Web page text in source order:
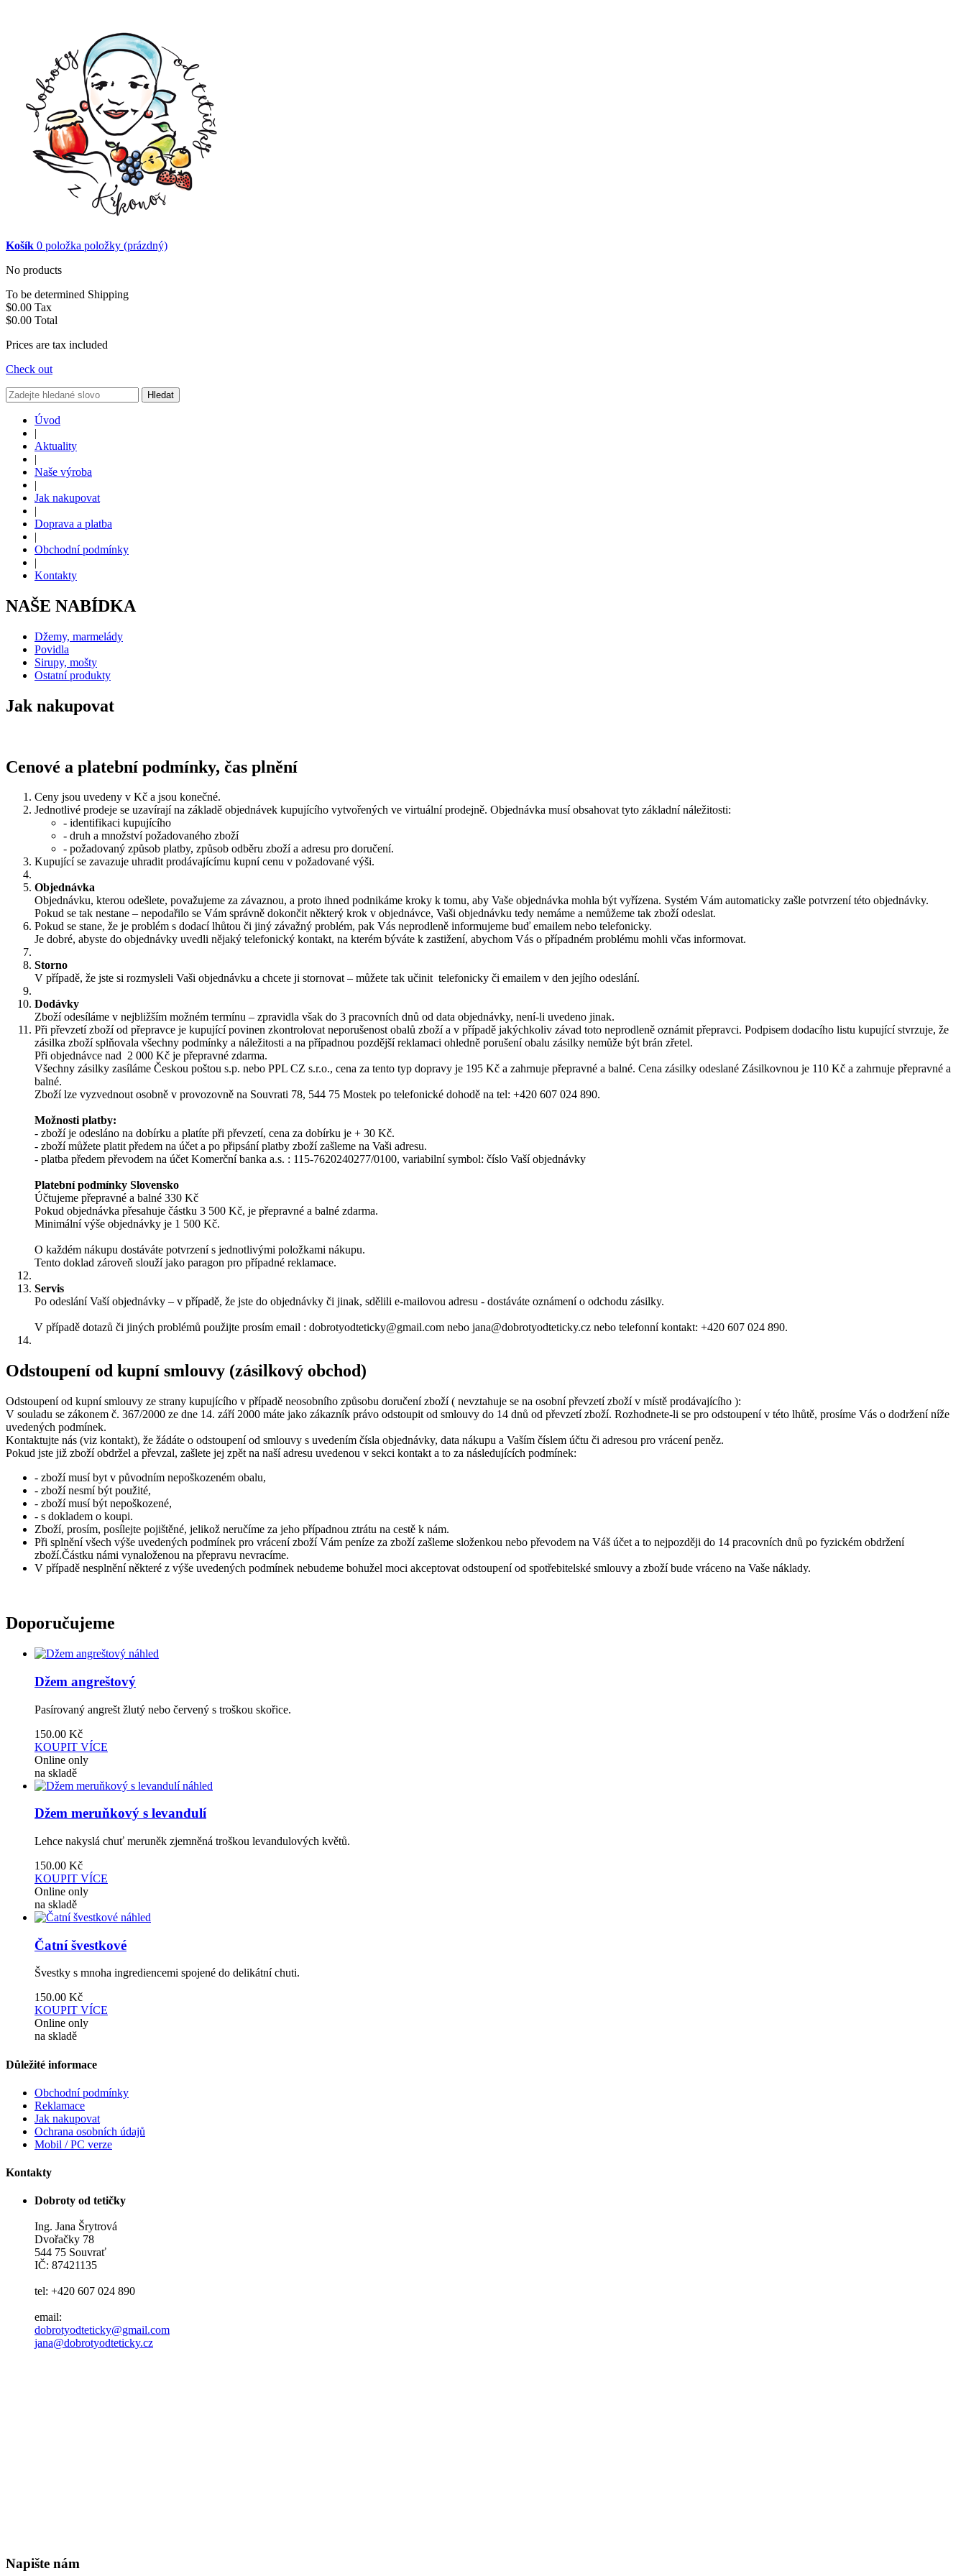
Košík 0 položka položky (prázdný)
No products
To be determined Shipping
$0.00 Tax
$0.00 Total
Prices are tax included
Check out
Hledat
Úvod
|
Aktuality
|
Naše výroba
|
Jak nakupovat
|
Doprava a platba
|
Obchodní podmínky
|
Kontakty
NAŠE NABÍDKA
Džemy, marmelády
Povidla
Sirupy, mošty
Ostatní produkty
Jak nakupovat
Cenové a platební podmínky, čas plnění
Ceny jsou uvedeny v Kč a jsou konečné.
Jednotlivé prodeje se uzavírají na základě objednávek kupujícího vytvořených ve virtuální prodejně. Objednávka musí obsahovat tyto základní náležitosti:
- identifikaci kupujícího
- druh a množství požadovaného zboží
- požadovaný způsob platby, způsob odběru zboží a adresu pro doručení.
Kupující se zavazuje uhradit prodávajícímu kupní cenu v požadované výši.
Objednávka
Objednávku, kterou odešlete, považujeme za závaznou, a proto ihned podnikáme kroky k tomu, aby Vaše objednávka mohla být vyřízena. Systém Vám automaticky zašle potvrzení této objednávky.
Pokud se tak nestane – nepodařilo se Vám správně dokončit některý krok v objednávce, Vaši objednávku tedy nemáme a nemůžeme tak zboží odeslat.
Pokud se stane, že je problém s dodací lhůtou či jiný závažný problém, pak Vás neprodleně informujeme buď emailem nebo telefonicky.
Je dobré, abyste do objednávky uvedli nějaký telefonický kontakt, na kterém býváte k zastižení, abychom Vás o případném problému mohli včas informovat.
Storno
V případě, že jste si rozmysleli Vaši objednávku a chcete ji stornovat – můžete tak učinit telefonicky či emailem v den jejího odeslání.
Dodávky
Zboží odesíláme v nejbližším možném termínu – zpravidla však do 3 pracovních dnů od data objednávky, není-li uvedeno jinak.
Při převzetí zboží od přepravce je kupující povinen zkontrolovat neporušenost obalů zboží a v případě jakýchkoliv závad toto neprodleně oznámit přepravci. Podpisem dodacího listu kupující stvrzuje, že
zásilka zboží splňovala všechny podmínky a náležitosti a na případnou pozdější reklamaci ohledně porušení obalu zásilky nemůže být brán zřetel.
Při objednávce nad 2 000 Kč je přepravné zdarma.
Všechny zásilky zasíláme Českou poštou s.p. nebo PPL CZ s.r.o., cena za tento typ dopravy je 195 Kč a zahrnuje přepravné a balné. Cena zásilky odeslané Zásilkovnou je 110 Kč a zahrnuje přepravné a
balné.
Zboží lze vyzvednout osobně v provozovně na Souvrati 78, 544 75 Mostek po telefonické dohodě na tel: +420 607 024 890.
Možnosti platby:
- zboží je odesláno na dobírku a platíte při převzetí, cena za dobírku je + 30 Kč.
- zboží můžete platit předem na účet a po připsání platby zboží zašleme na Vaši adresu.
- platba předem převodem na účet Komerční banka a.s. : 115-7620240277/0100, variabilní symbol: číslo Vaší objednávky
Platební podmínky Slovensko
Účtujeme přepravné a balné 330 Kč
Pokud objednávka přesahuje částku 3 500 Kč, je přepravné a balné zdarma.
Minimální výše objednávky je 1 500 Kč.
O každém nákupu dostáváte potvrzení s jednotlivými položkami nákupu.
Tento doklad zároveň slouží jako paragon pro případné reklamace.
Servis
Po odeslání Vaší objednávky – v případě, že jste do objednávky či jinak, sdělili e-mailovou adresu - dostáváte oznámení o odchodu zásilky.
V případě dotazů či jiných problémů použijte prosím email : dobrotyodteticky@gmail.com nebo jana@dobrotyodteticky.cz nebo telefonní kontakt: +420 607 024 890.
Odstoupení od kupní smlouvy (zásilkový obchod)
Odstoupení od kupní smlouvy ze strany kupujícího v případě neosobního způsobu doručení zboží ( nevztahuje se na osobní převzetí zboží v místě prodávajícího ):
V souladu se zákonem č. 367/2000 ze dne 14. září 2000 máte jako zákazník právo odstoupit od smlouvy do 14 dnů od převzetí zboží. Rozhodnete-li se pro odstoupení v této lhůtě, prosíme Vás o dodržení níže
uvedených podmínek.
Kontaktujte nás (viz kontakt), že žádáte o odstoupení od smlouvy s uvedením čísla objednávky, data nákupu a Vaším číslem účtu či adresou pro vrácení peněz.
Pokud jste již zboží obdržel a převzal, zašlete jej zpět na naší adresu uvedenou v sekci kontakt a to za následujících podmínek:
- zboží musí byt v původním nepoškozeném obalu,
- zboží nesmí být použité,
- zboží musí být nepoškozené,
- s dokladem o koupi.
Zboží, prosím, posílejte pojištěné, jelikož neručíme za jeho případnou ztrátu na cestě k nám.
Při splnění všech výše uvedených podmínek pro vrácení zboží Vám peníze za zboží zašleme složenkou nebo převodem na Váš účet a to nejpozději do 14 pracovních dnů po fyzickém obdržení
zboží.Částku námi vynaloženou na přepravu nevracíme.
V případě nesplnění některé z výše uvedených podmínek nebudeme bohužel moci akceptovat odstoupení od spotřebitelské smlouvy a zboží bude vráceno na Vaše náklady.
Doporučujeme
náhled
Džem angreštový
Pasírovaný angrešt žlutý nebo červený s troškou skořice.
150.00 Kč
KOUPIT VÍCE
Online only
na skladě
náhled
Džem meruňkový s levandulí
Lehce nakyslá chuť meruněk zjemněná troškou levandulových květů.
150.00 Kč
KOUPIT VÍCE
Online only
na skladě
náhled
Čatní švestkové
Švestky s mnoha ingrediencemi spojené do delikátní chuti.
150.00 Kč
KOUPIT VÍCE
Online only
na skladě
Důležité informace
Obchodní podmínky
Reklamace
Jak nakupovat
Ochrana osobních údajů
Mobil / PC verze
Kontakty
Dobroty od tetičky
Ing. Jana Šrytrová
Dvořačky 78
544 75 Souvrať
IČ: 87421135
tel: +420 607 024 890
email:
dobrotyodteticky@gmail.com
jana@dobrotyodteticky.cz
Napište nám